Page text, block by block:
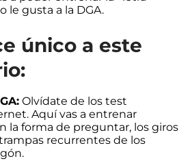
le gusta a la DGA.
único a este
Olvídate de los test
Aquí vas a entrenar
la forma de preguntar, los giros
recurrentes de los